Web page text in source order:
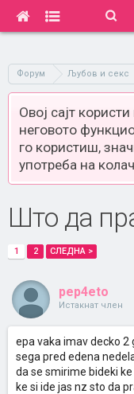
Форум Љубов и секс
Овој сајт
неговото
го користиш,
употреба на
Што да
1 2 СЛЕДНА >
pep4eto
Истакнат член
epa vaka imav decko 2
sega pred edena
da se smirime bideki
ke si ide jas nz sto da